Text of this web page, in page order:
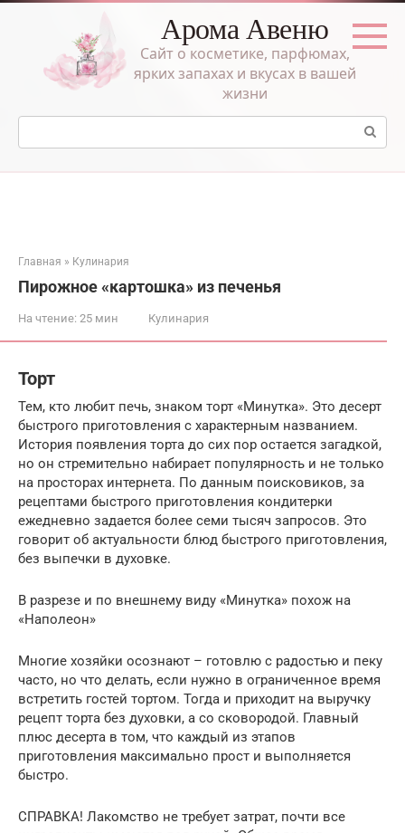
Перейти
Арома Авеню
Сайт о косметике, парфюмах,
ярких запахах и вкусах в вашей
жизни
Поиск:
Главная » Кулинария
Пирожное «картошка» из печенья
На чтение: 25 мин Кулинария
Торт
Тем, кто любит печь, знаком торт «Минутка». Это десерт
быстрого приготовления с характерным названием.
История появления торта до сих пор остается загадкой,
но он стремительно набирает популярность и не только
на просторах интернета. По данным поисковиков, за
рецептами быстрого приготовления кондитерки
ежедневно задается более семи тысяч запросов. Это
говорит об актуальности блюд быстрого приготовления,
без выпечки в духовке.
В разрезе и по внешнему виду «Минутка» похож на
«Наполеон»
Многие хозяйки осознают – готовлю с радостью и пеку
часто, но что делать, если нужно в ограниченное время
встретить гостей тортом. Тогда и приходит на выручку
рецепт торта без духовки, а со сковородой. Главный
плюс десерта в том, что каждый из этапов
приготовления максимально прост и выполняется
быстро.
СПРАВКА! Лакомство не требует затрат, почти все